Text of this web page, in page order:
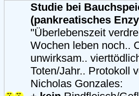
Studie bei
(pankreatisches
"Überlebenszeit
Wochen leben noch..
unwirksam..
Toten/Jahr.. Protokoll
Nicholas Gonzales: